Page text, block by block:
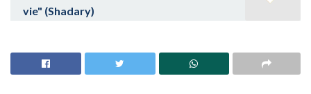
vie" (Shadary)